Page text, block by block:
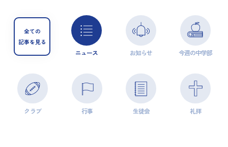
全ての
記事を見る
ニュース お知らせ 今週の中学部
クラブ 行事 生徒会 礼拝